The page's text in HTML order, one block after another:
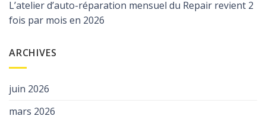
L’atelier d’auto-réparation mensuel du Repair revient 2
fois par mois en 2026
ARCHIVES
juin 2026
mars 2026